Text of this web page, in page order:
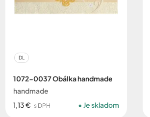
DL
1072-0037 Obálka handmade
handmade
1,13 € s DPH Je skladom